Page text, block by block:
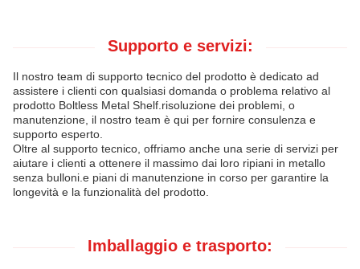
Supporto e servizi:
Il nostro team di supporto tecnico del prodotto è dedicato ad
assistere i clienti con qualsiasi domanda o problema relativo al
prodotto Boltless Metal Shelf.risoluzione dei problemi, o
manutenzione, il nostro team è qui per fornire consulenza e
supporto esperto.
Oltre al supporto tecnico, offriamo anche una serie di servizi per
aiutare i clienti a ottenere il massimo dai loro ripiani in metallo
senza bulloni.e piani di manutenzione in corso per garantire la
longevità e la funzionalità del prodotto.
Imballaggio e trasporto: